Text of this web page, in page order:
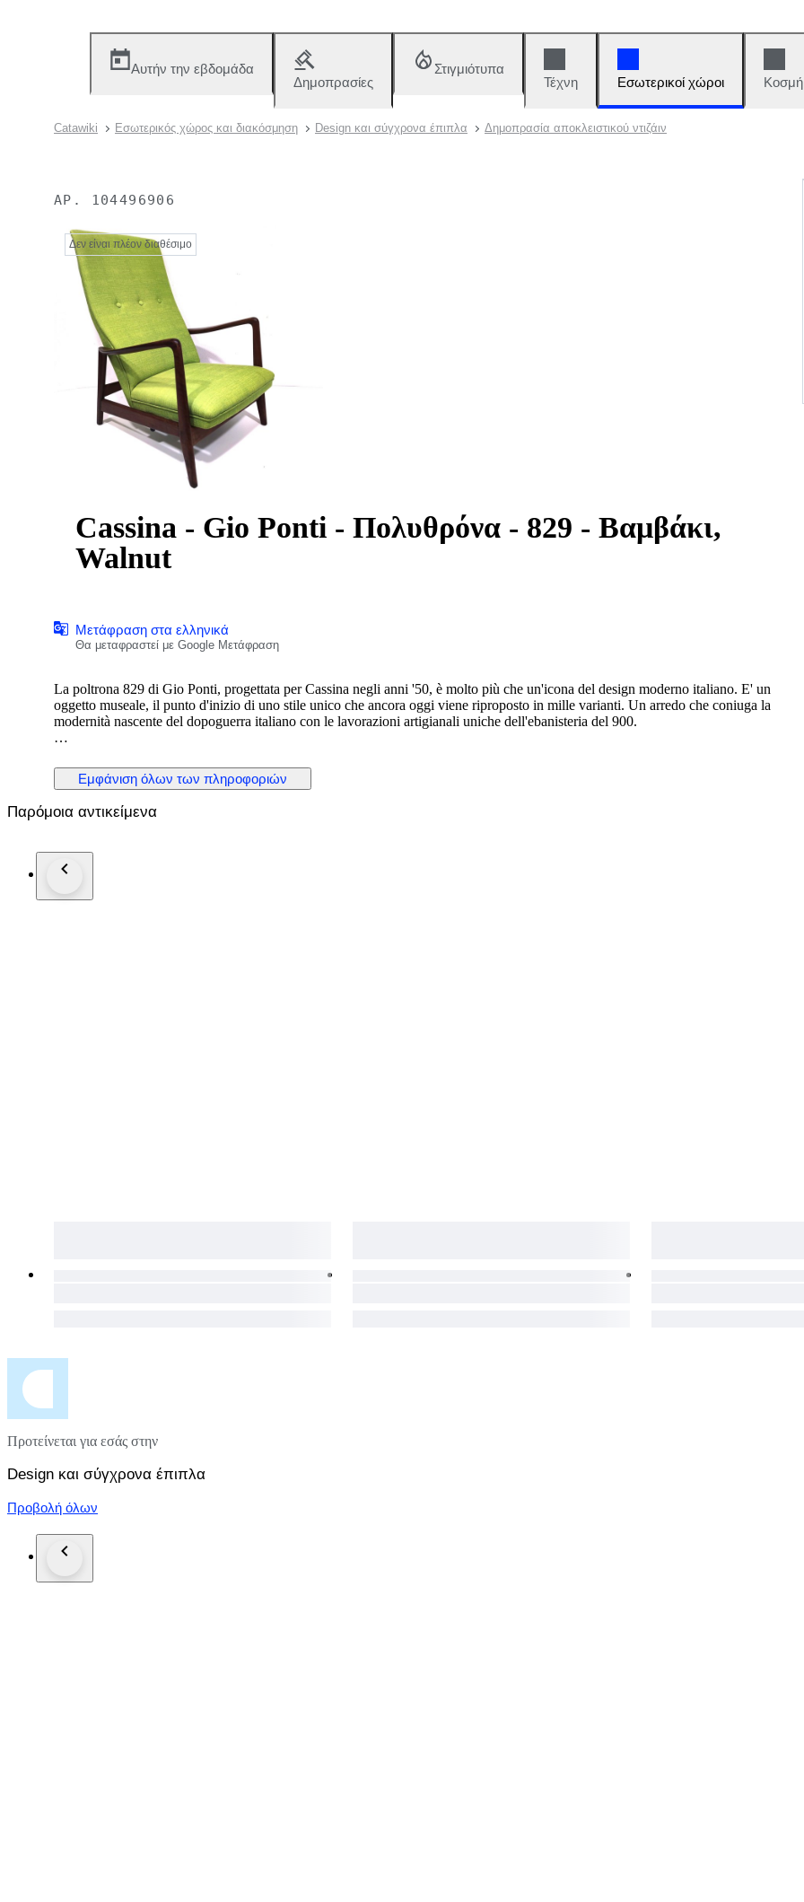
Αυτήν την εβδομάδα
Δημοπρασίες
Στιγμιότυπα
Τέχνη
Εσωτερικοί χώροι
Catawiki Εσωτερικός χώρος και διακόσμηση Design και σύγχρονα έπιπλα Δημοπρασία αποκλειστικού ντιζάιν
ΑΡ. 104496906
Δεν είναι πλέον διαθέσιμο
Cassina - Gio Ponti - Πολυθρόνα - 829 - Βαμβάκι,
Walnut
Μετάφραση στα ελληνικά
Θα μεταφραστεί με Google Μετάφραση
La poltrona 829 di Gio Ponti, progettata per Cassina negli anni '50, è molto più che un'icona del design moderno italiano. E' un
oggetto museale, il punto d'inizio di uno stile unico che ancora oggi viene riproposto in mille varianti. Un arredo che coniuga la
modernità nascente del dopoguerra italiano con le lavorazioni artigianali uniche dell'ebanisteria del 900.
seduta confortevole e elegante. La poltrona 829 in quest'asta è stata realizzata in legno di noce massello giuntato e rifinita con
tessuto imbottito con il vecchio sistema a cinghie per garantire il massimo confort di seduta.
Bibliografia: U.La Pietra, Gio Ponti, L’Arte si Innamora dell’Industria, Rizzoli. p. 367
Spedizione interamente assicurata tramite corriere espresso TNT in cassa di legno.
Εμφάνιση όλων των πληροφοριών
Παρόμοια αντικείμενα
Προτείνεται για εσάς στην
Design και σύγχρονα έπιπλα
Προβολή όλων